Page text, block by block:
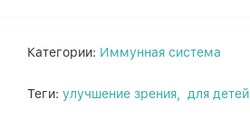
Категории: Иммунная система
Теги: улучшение зрения, для детей